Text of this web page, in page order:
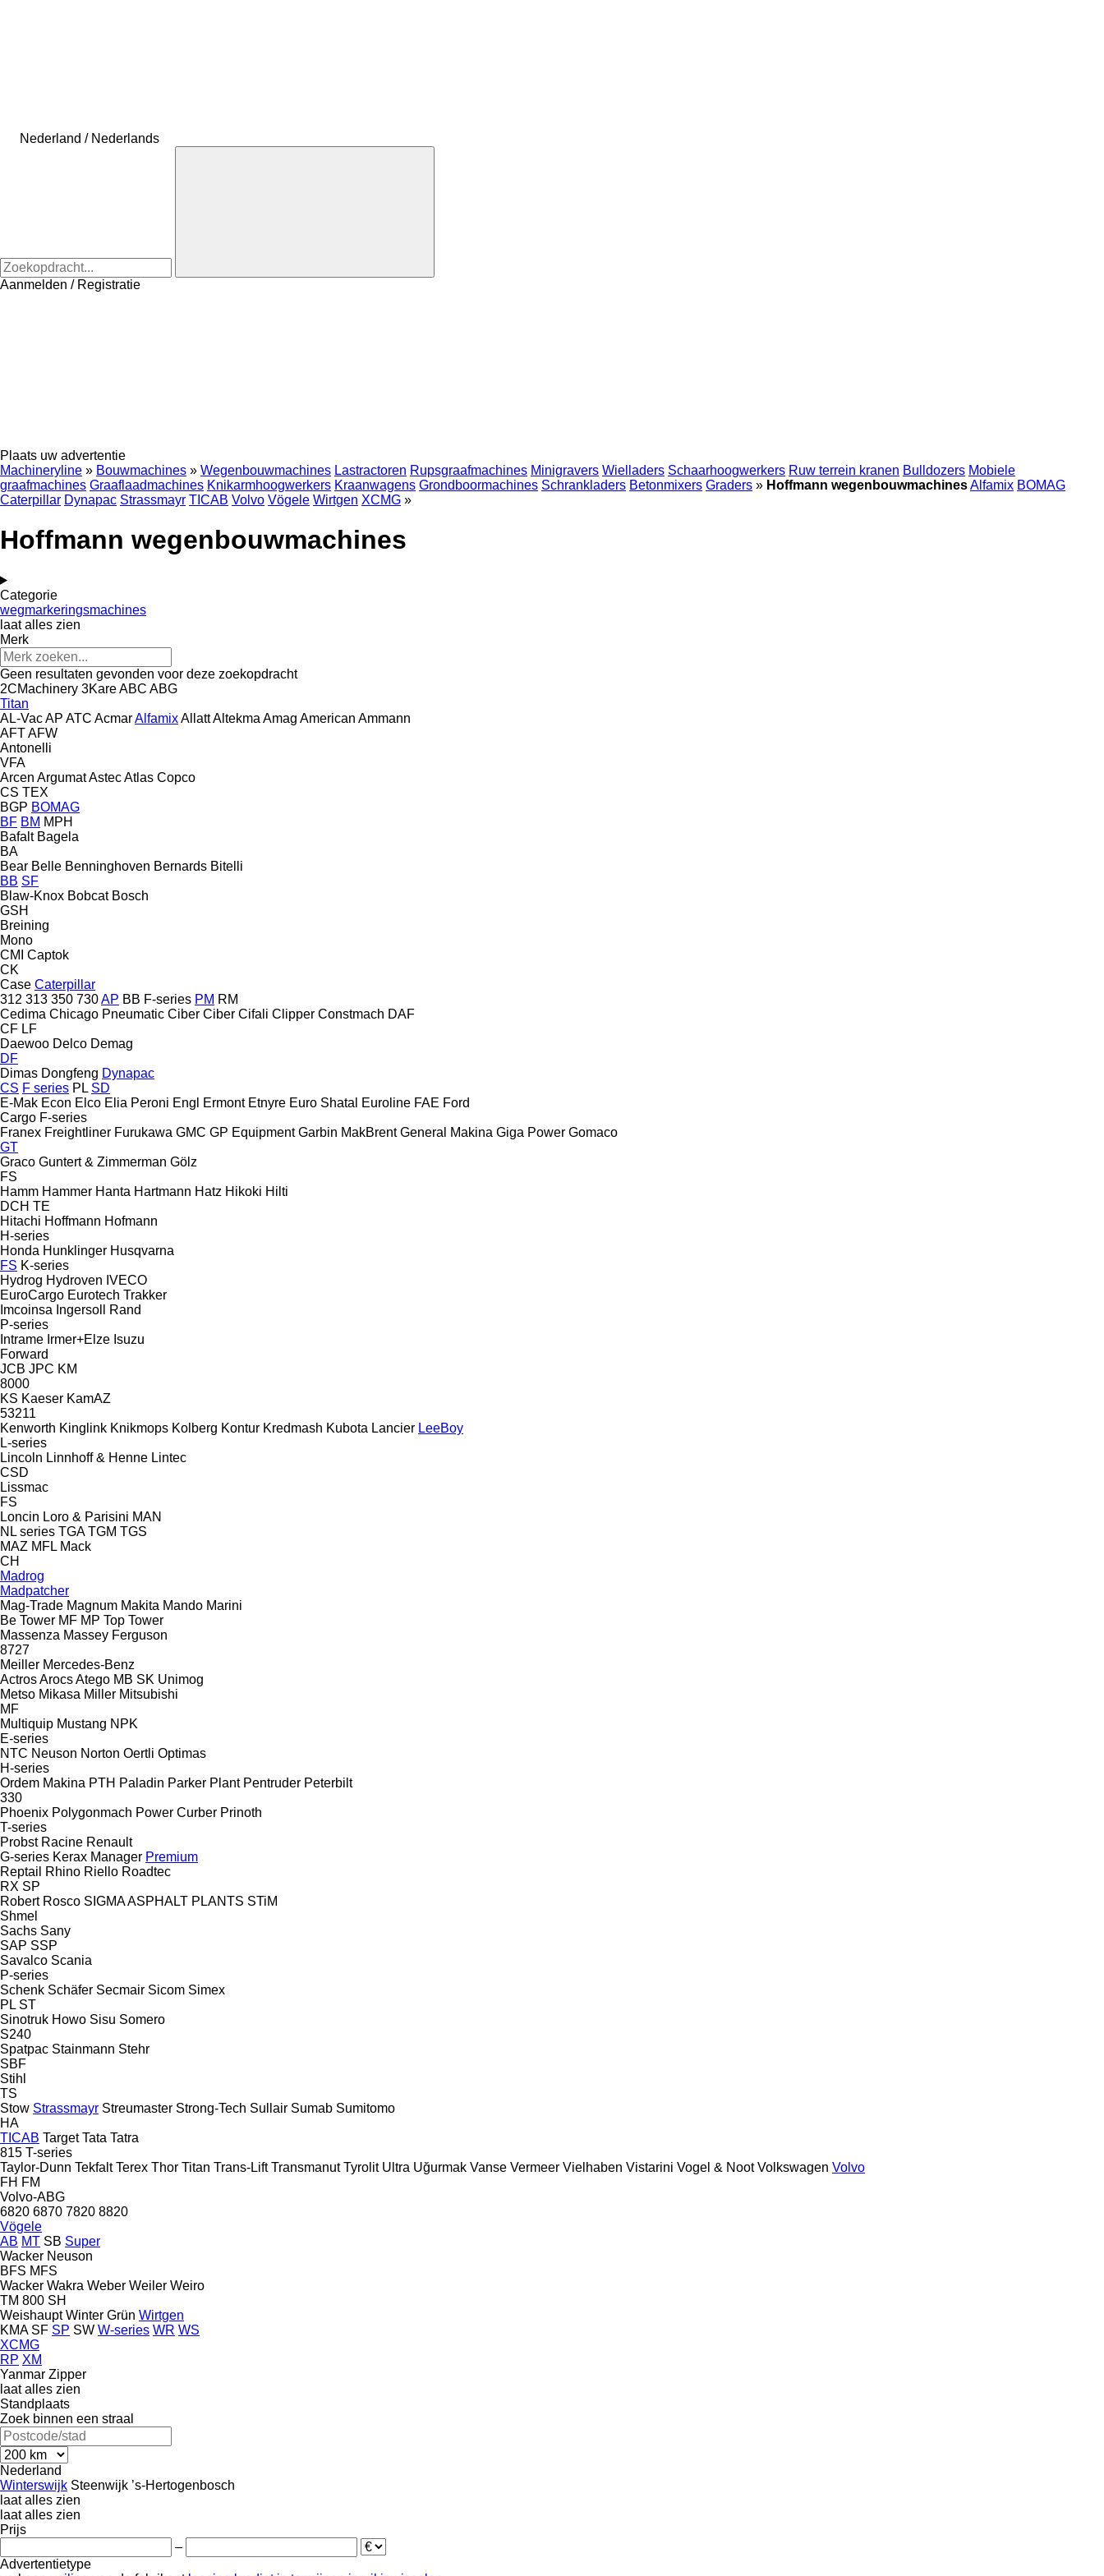
Nederland / Nederlands
Aanmelden / Registratie
Plaats uw advertentie
Machineryline » Bouwmachines » Wegenbouwmachines Lastractoren Rupsgraafmachines Minigravers Wielladers Schaarhoogwerkers Ruw terrein kranen Bulldozers Mobiele
graafmachines Graaflaadmachines Knikarmhoogwerkers Kraanwagens Grondboormachines Schrankladers Betonmixers Graders » Hoffmann wegenbouwmachinesAlfamix BOMAG
Caterpillar Dynapac Strassmayr TICAB Volvo Vögele Wirtgen XCMG »
Hoffmann wegenbouwmachines
Categorie
wegmarkeringsmachines
laat alles zien
Merk
Geen resultaten gevonden voor deze zoekopdracht
2CMachinery 3KareABC ABG
Titan
AL-VacAP ATC AcmarAlfamixAllattAltekma Amag American Ammann
AFTAFW
Antonelli
VFA
Arcen ArgumatAstecAtlas Copco
CS TEX
BGP BOMAG
BF BM MPH
Bafalt Bagela
BA
Bear Belle Benninghoven Bernards Bitelli
BB SF
Blaw-Knox Bobcat Bosch
GSH
Breining
Mono
CMI Captok
CK
Case Caterpillar
312 313 350 730AP BB F-series PM RM
Cedima Chicago Pneumatic Ciber Ciber Cifali Clipper Constmach DAF
CF LF
Daewoo Delco Demag
DF
Dimas Dongfeng Dynapac
CS F series PL SD
E-Mak Econ Elco Elia Peroni Engl Ermont Etnyre Euro Shatal Euroline FAE Ford
Cargo F-series
Franex Freightliner Furukawa GMC GP Equipment Garbin MakBrent General Makina Giga Power Gomaco
GT
Graco Guntert & Zimmerman Gölz
FS
Hamm Hammer Hanta Hartmann Hatz Hikoki Hilti
DCH TE
Hitachi Hoffmann Hofmann
H-series
Honda Hunklinger Husqvarna
FS K-series
Hydrog Hydroven IVECO
EuroCargo Eurotech Trakker
Imcoinsa Ingersoll Rand
P-series
Intrame Irmer+Elze Isuzu
Forward
JCB JPC KM
8000
KS Kaeser KamAZ
53211
Kenworth Kinglink Knikmops Kolberg Kontur Kredmash Kubota Lancier LeeBoy
L-series
Lincoln Linnhoff & Henne Lintec
CSD
Lissmac
FS
Loncin Loro & Parisini MAN
NL series TGA TGM TGS
MAZ MFL Mack
CH
Madrog
Madpatcher
Mag-Trade Magnum Makita Mando Marini
Be Tower MF MP Top Tower
Massenza Massey Ferguson
8727
Meiller Mercedes-Benz
ActrosArocsAtego MB SK Unimog
Metso Mikasa Miller Mitsubishi
MF
Multiquip Mustang NPK
E-series
NTC Neuson Norton Oertli Optimas
H-series
Ordem Makina PTH Paladin Parker Plant Pentruder Peterbilt
330
Phoenix Polygonmach Power Curber Prinoth
T-series
Probst Racine Renault
G-series Kerax Manager Premium
Reptail
Rhino Riello Roadtec
RX SP
Robert Rosco SIGMA ASPHALT PLANTS STiM
Shmel
Sachs Sany
SAP SSP
Savalco Scania
P-series
Schenk Schäfer Secmair Sicom Simex
PL ST
Sinotruk Howo Sisu Somero
S240
Spatpac Stainmann Stehr
SBF
Stihl
TS
Stow Strassmayr Streumaster Strong-Tech Sullair Sumab Sumitomo
HA
TICAB Target Tata Tatra
815 T-series
Taylor-Dunn Tekfalt Terex Thor Titan Trans-Lift Transmanut Tyrolit Ultra Uğurmak Vanse Vermeer Vielhaben Vistarini Vogel & Noot Volkswagen Volvo
FH FM
Volvo-ABG
6820 6870 7820 8820
Vögele
AB MT SB Super
Wacker Neuson
BFS MFS
Wacker Wakra Weber Weiler Weiro
TM 800 SH
Weishaupt Winter Grün Wirtgen
KMA SF SP SW W-series WR WS
XCMG
RP XM
Yanmar Zipper
laat alles zien
Standplaats
Zoek binnen een straal
Nederland
Winterswijk Steenwijk ’s-Hertogenbosch
laat alles zien
laat alles zien
Prijs
–
Advertentietype